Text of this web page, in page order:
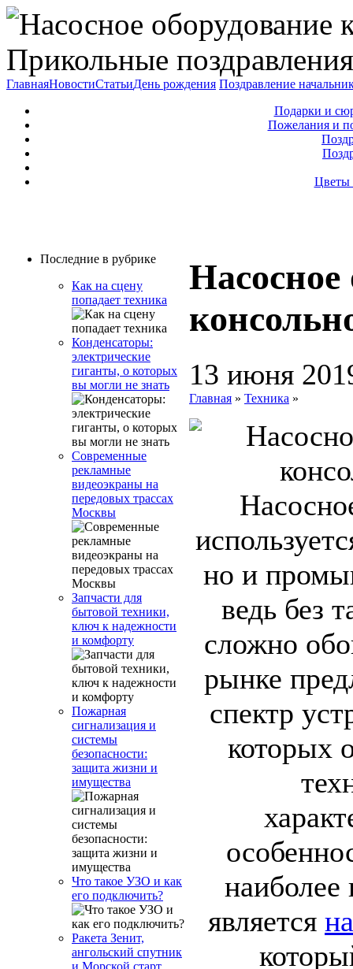
Прикольные
ГлавнаяНовостиСтатьиДень рождения Поздравление
Подарки и
Пожелания и
Цветы
Последние в рубрике
Как на сцену
попадает техника
Конденсаторы:
электрические
гиганты, о которых
вы могли не знать
Современные
рекламные
видеоэкраны на
передовых трассах
Москвы
Запчасти для
бытовой техники,
ключ к надежности
и комфорту
Пожарная
сигнализация и
системы
безопасности:
защита жизни и
имущества
Что такое УЗО и как
его подключить?
Ракета Зенит,
ангольский спутник
и Морской старт
Насосное
13 июня
Главная » Техника »
но и
ведь без
сложно
рынке
спектр
которых
наиболее
является